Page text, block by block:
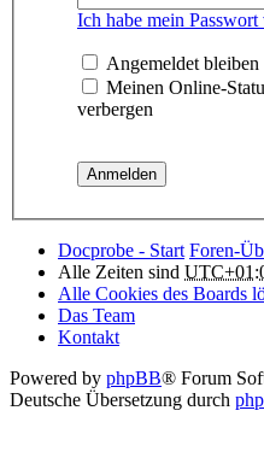
Ich habe mein Passwort
Angemeldet bleiben
Meinen Online-
verbergen
Docprobe - Start Foren-
Alle Zeiten sind
Alle Cookies des Boards
Das Team
Kontakt
Powered by phpBB® Forum
Deutsche Übersetzung durch